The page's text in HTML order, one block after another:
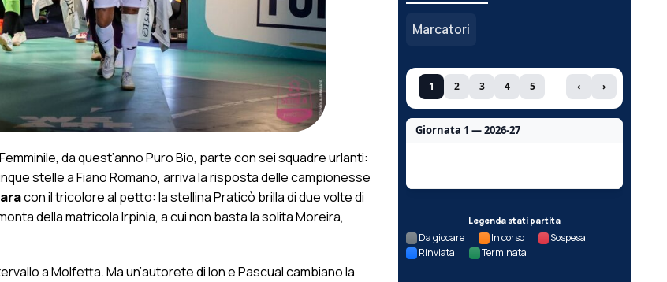
da quest’anno Puro Bio, parte con sei squadre urlanti:
stelle a Fiano Romano, arriva la risposta delle campionesse
con il tricolore al petto: la stellina Praticò brilla di due volte di
della matricola Irpinia, a cui non basta la solita Moreira,
a Molfetta. Ma un’autorete di Ion e Pascual cambiano la
Marcatori
1 2 3 4 5 ‹ ›
Giornata 1 — 2026-27
Legenda stati partita
Da giocare In corso
Sospesa
Rinviata
Terminata